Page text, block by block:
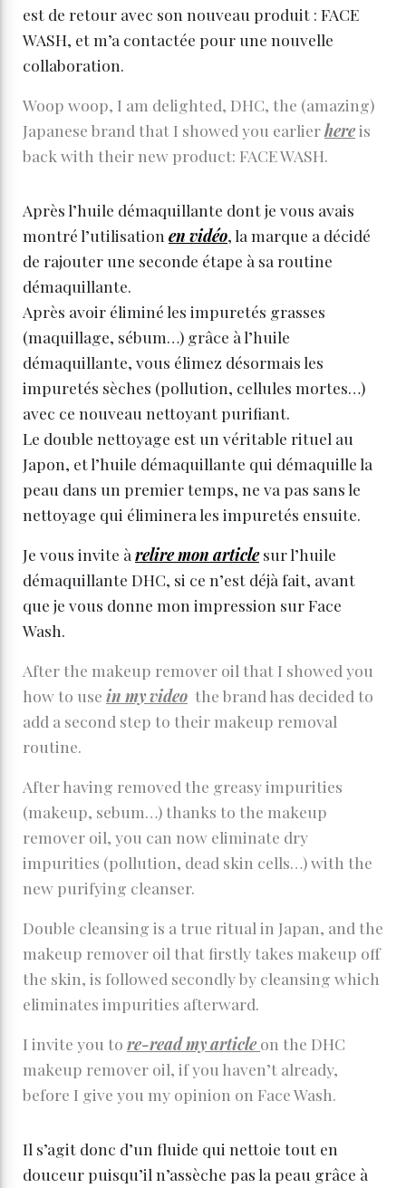
est de retour avec son nouveau produit : FACE
WASH, et m’a contactée pour une nouvelle
collaboration.
Woop woop, I am delighted, DHC, the (amazing)
Japanese brand that I showed you earlierhereis
back with their new product: FACE WASH.
Après l’huile démaquillante dont je vous avais
montré l’utilisation en vidéo, la marque a décidé
de rajouter une seconde étape à sa routine
démaquillante.
Après avoir éliminé les impuretés grasses
(maquillage, sébum…) grâce à l’huile
démaquillante, vous élimez désormais les
impuretés sèches (pollution, cellules mortes…)
avec ce nouveau nettoyant purifiant.
Le double nettoyage est un véritable rituel au
Japon, et l’huile démaquillante qui démaquille la
peau dans un premier temps, ne va pas sans le
nettoyage qui éliminera les impuretés ensuite.
Je vous invite à relire mon articlesur l’huile
démaquillante DHC, si ce n’est déjà fait, avant
que je vous donne mon impression sur Face
Wash.
After the makeup remover oil that I showed you
how to use in my video the brand has decided to
add a second step to their makeup removal
routine.
After having removed the greasy impurities
(makeup, sebum…) thanks to the makeup
remover oil, you can now eliminate dry
impurities (pollution, dead skin cells…) with the
new purifying cleanser.
Double cleansing is a true ritual in Japan, and the
makeup remover oil that firstly takes makeup off
the skin, is followed secondly by cleansing which
eliminates impurities afterward.
I invite you to re-read my article on the DHC
makeup remover oil, if you haven’t already,
before I give you my opinion on Face Wash.
Il s’agit donc d’un fluide qui nettoie tout en
douceur puisqu’il n’assèche pas la peau grâce à